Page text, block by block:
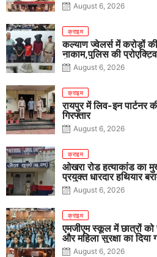
August 6, 2026
क्राइम
कल्याण ज्वेलर्स में करोड़ों
नाकाम,पुलिस की
पिस्टल, कारतूस, चाकू और
August 6, 2026
क्राइम
रायपुर में लिव-इन पार्टनर
गिरफ्तार
August 6, 2026
क्राइम
ओखरा रोड हत्याकांड का
प्रयुक्त धारदार हथियार
August 6, 2026
क्राइम
एमजीएम स्कूल में छात्रों
और महिला सुरक्षा का दिया
August 6, 2026